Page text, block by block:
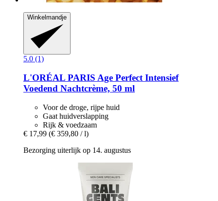
Winkelmandje
5.0 (1)
L'ORÉAL PARIS Age Perfect Intensief
Voedend Nachtcrème, 50 ml
Voor de droge, rijpe huid
Gaat huidverslapping
Rijk & voedzaam
€ 17,99 (€ 359,80 / l)
Bezorging uiterlijk op 14. augustus